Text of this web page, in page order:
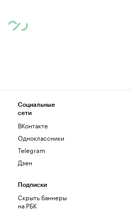
Социальные
сети
ВКонтакте
Одноклассники
Telegram
Дзен
Подписки
Скрыть баннеры
на РБК